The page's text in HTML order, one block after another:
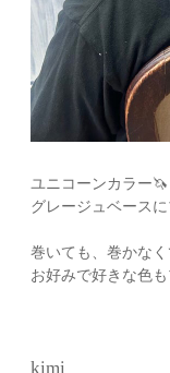
ユニコーンカラー🦄
グレージュベース
巻いても、巻かな
お好みで好きな色
kimi